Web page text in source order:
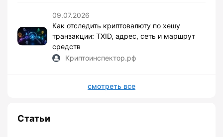
09.07.2026
Как отследить криптовалюту по хешу
транзакции: TXID, адрес, сеть и маршрут
средств
Криптоинспектор.рф
смотреть все
Статьи